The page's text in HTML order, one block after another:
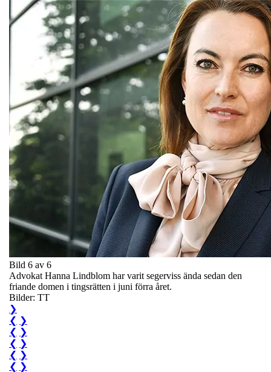
Bild 6 av 6
Advokat Hanna Lindblom har varit segerviss ända sedan den
friande domen i tingsrätten i juni förra året.
Bilder: TT
❯
❮ ❯
❮ ❯
❮ ❯
❮ ❯
❮ ❯